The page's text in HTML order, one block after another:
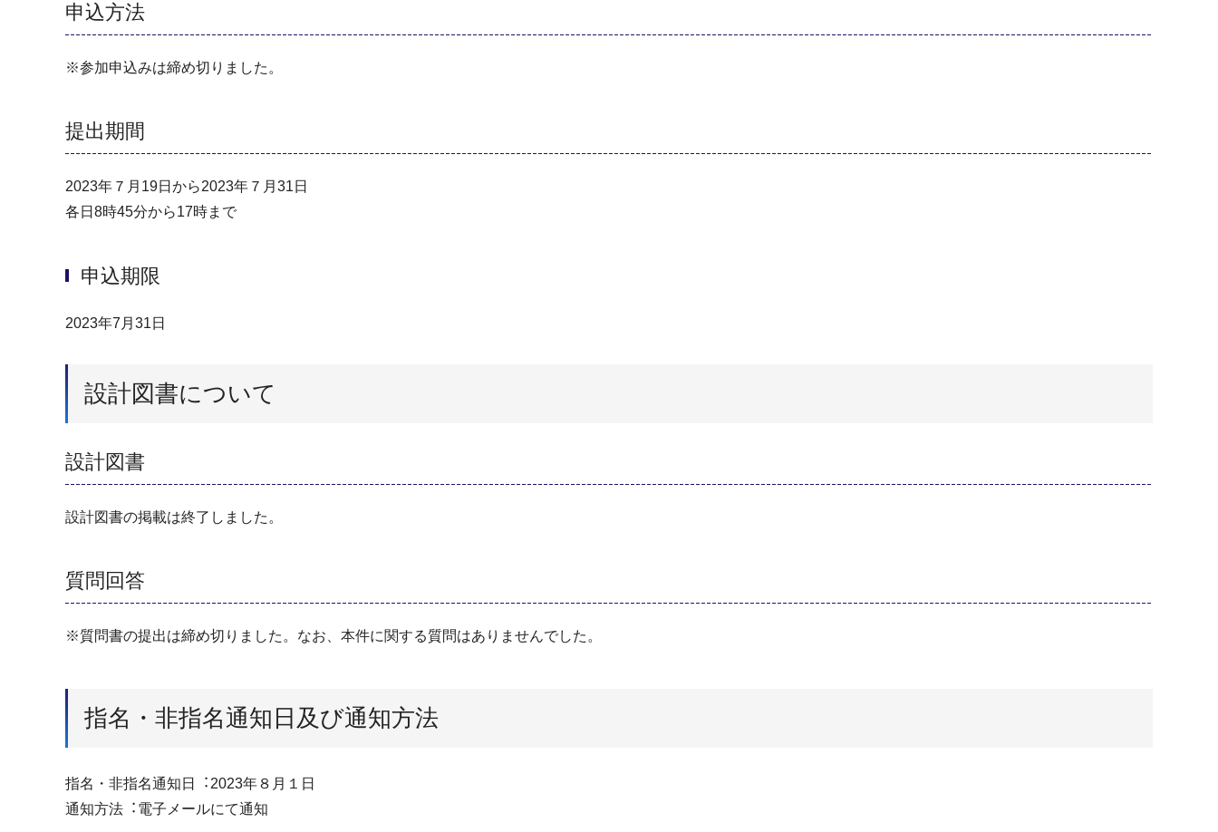
申込方法
※参加申込みは締め切りました。
提出期間
2023年７月19日から2023年７月31日
各⽇8時45分から17時まで
申込期限
2023年7月31日
設計図書について
設計図書
設計図書の掲載は終了しました。
質問回答
※質問書の提出は締め切りました。なお、本件に関する質問はありませんでした。
指名・非指名通知日及び通知方法
指名・非指名通知⽇︓2023年８⽉１⽇
通知⽅法︓電⼦メールにて通知